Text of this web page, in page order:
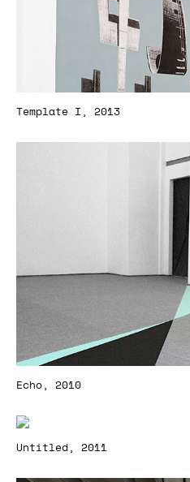
Template I, 2013
Echo, 2010
Untitled, 2011